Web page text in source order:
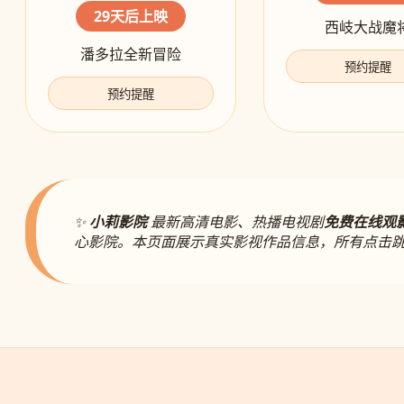
29天后上映
潘多拉全新冒险
预约提醒
西岐大战魔
预约提醒
✨小莉影院最新高清电影、热播电视剧免费在线观
心影院。本页面展示真实影视作品信息，所有点击